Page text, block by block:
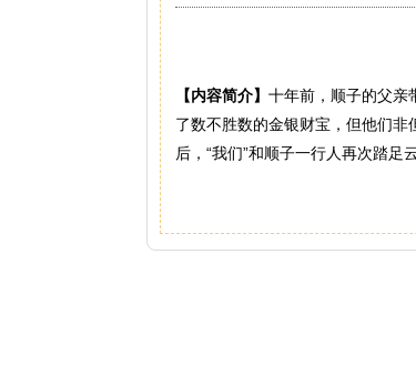
【内容简介】 十年前，顺子的父亲
了数不胜数的金银财宝，但他们
后，“我们”和顺子一行人再次踏足